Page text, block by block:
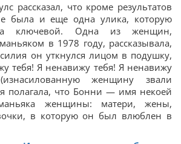
рассказал, что кроме результатов
была и еще одна улика, которую
ключевой. Одна из женщин,
в 1978 году, рассказывала,
он уткнулся лицом в подушку,
тебя! Я ненавижу тебя! Я ненавижу
женщину звали
полагала, что Бонни — имя некоей
женщины: матери, жены,
в которую он был влюблен в